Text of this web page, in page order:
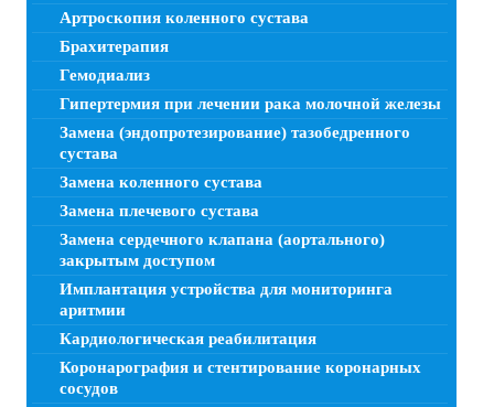
Артроскопия коленного сустава
Брахитерапия
Гемодиализ
Гипертермия при лечении рака молочной железы
Замена (эндопротезирование) тазобедренного
сустава
Замена коленного сустава
Замена плечевого сустава
Замена сердечного клапана (аортального)
закрытым доступом
Имплантация устройства для мониторинга
аритмии
Кардиологическая реабилитация
Коронарография и стентирование коронарных
сосудов